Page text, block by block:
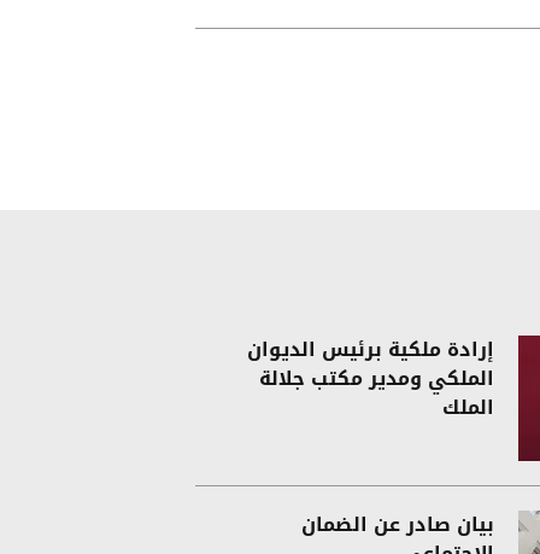
إرادة ملكية برئيس الديوان
الملكي ومدير مكتب جلالة
الملك
بيان صادر عن الضمان